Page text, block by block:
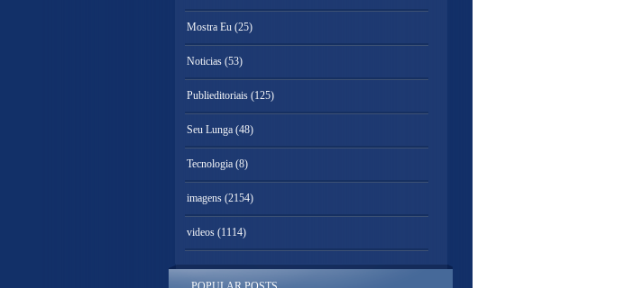
Mostra Eu (25)
Noticias (53)
Publieditoriais (125)
Seu Lunga (48)
Tecnologia (8)
imagens (2154)
videos (1114)